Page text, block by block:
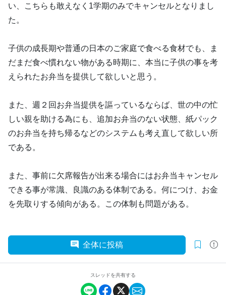
い、こちらも敢えなく1学期のみでキャンセルとなりまし
た。
子供の成長期や普通の日本のご家庭で食べる食材でも、ま
だまだ食べ慣れない物がある時期に、本当に子供の事を考
えられたお弁当を提供して欲しいと思う。
また、週２回お弁当提供を謳っているならば、世の中の忙
しい親を助ける為にも、追加お弁当のない状態、紙パック
のお弁当を持ち帰るなどのシステムも考え直して欲しい所
である。
また、事前に欠席報告が出来る場合にはお弁当キャンセル
できる事が常識、良識のある体制である。何につけ、お金
を先取りする傾向がある。この体制も問題がある。
全体に投稿
スレッドを共有する